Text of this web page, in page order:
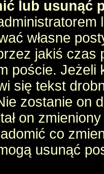
lub usunąć
własne
jakiś
poście. Jeżeli
się tekst
zostanie on
on
co
usunąć